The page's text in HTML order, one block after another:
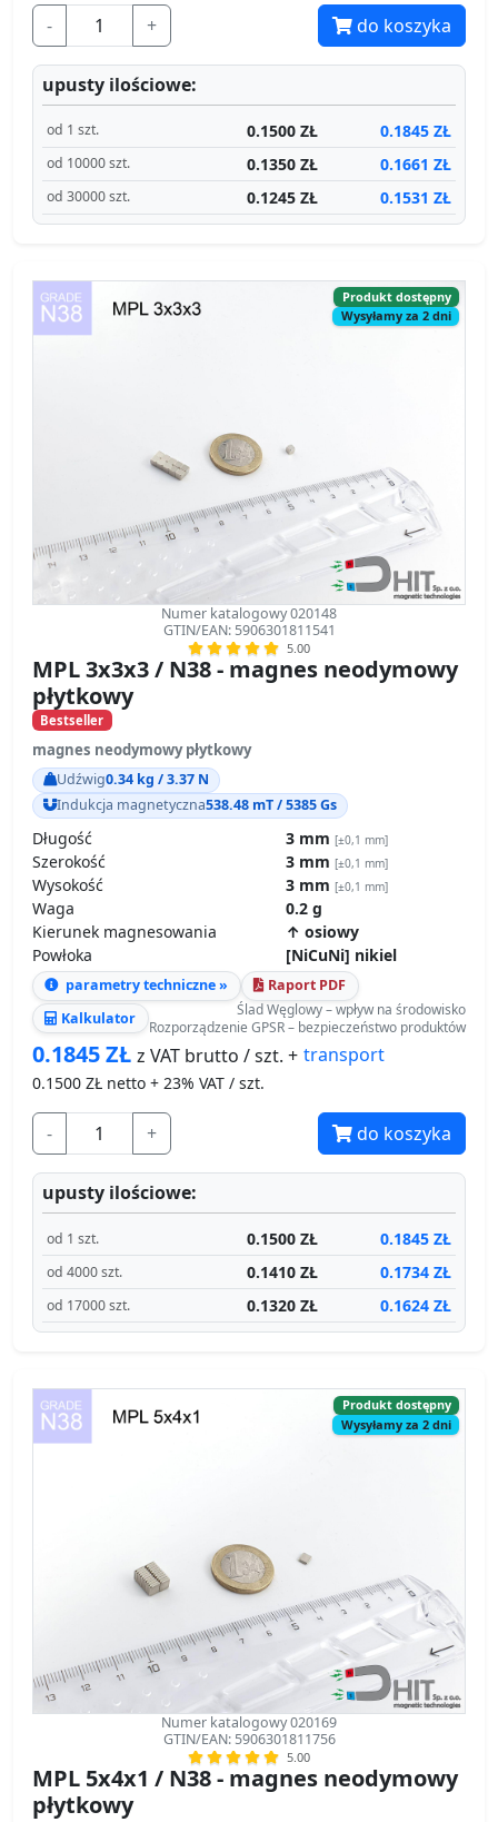
- + do koszyka
upusty ilościowe:
od 1 szt. 0.1500 ZŁ 0.1845 ZŁ
od 10000 szt. 0.1350 ZŁ 0.1661 ZŁ
od 30000 szt. 0.1245 ZŁ 0.1531 ZŁ
Produkt dostępny
Wysyłamy za 2 dni
Numer katalogowy 020148
GTIN/EAN: 5906301811541
5.00
MPL 3x3x3 / N38 - magnes neodymowy
płytkowy
Bestseller
magnes neodymowy płytkowy
Udźwig0.34 kg / 3.37 N
Indukcja magnetyczna538.48 mT / 5385 Gs
Długość 3 mm [±0,1 mm]
Szerokość 3 mm [±0,1 mm]
Wysokość 3 mm [±0,1 mm]
Waga
0.2 g
Kierunek magnesowania
↑ osiowy
Powłoka
[NiCuNi] nikiel
parametry techniczne »
Raport PDF
Kalkulator
Ślad Węglowy – wpływ na środowisko
Rozporządzenie GPSR – bezpieczeństwo produktów
0.1845ZŁ z VAT brutto / szt. + transport
0.1500 ZŁ netto + 23% VAT / szt.
- + do koszyka
upusty ilościowe:
od 1 szt. 0.1500 ZŁ 0.1845 ZŁ
od 4000 szt. 0.1410 ZŁ 0.1734 ZŁ
od 17000 szt. 0.1320 ZŁ 0.1624 ZŁ
Produkt dostępny
Wysyłamy za 2 dni
Numer katalogowy 020169
GTIN/EAN: 5906301811756
5.00
MPL 5x4x1 / N38 - magnes neodymowy
płytkowy